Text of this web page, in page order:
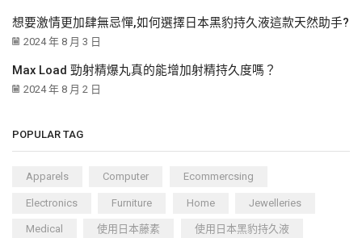
想要激情更加肆無忌憚,如何選擇日本黑豹持久液這款天然助手?
2024 年 8 月 3 日
Max Load 勁射精爆丸真的能增加射精持久度嗎？
2024 年 8 月 2 日
POPULAR TAG
Apparels Computer Ecommercsing
Electronics Furniture Home Jewelleries
Medical 使用日本藤素 使用日本黑豹持久液